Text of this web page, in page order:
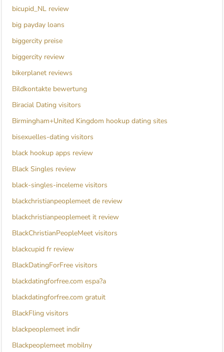
bicupid_NL review
big payday loans
biggercity preise
biggercity review
bikerplanet reviews
Bildkontakte bewertung
Biracial Dating visitors
Birmingham+United Kingdom hookup dating sites
bisexuelles-dating visitors
black hookup apps review
Black Singles review
black-singles-inceleme visitors
blackchristianpeoplemeet de review
blackchristianpeoplemeet it review
BlackChristianPeopleMeet visitors
blackcupid fr review
BlackDatingForFree visitors
blackdatingforfree.com espa?a
blackdatingforfree.com gratuit
BlackFling visitors
blackpeoplemeet indir
Blackpeoplemeet mobilny